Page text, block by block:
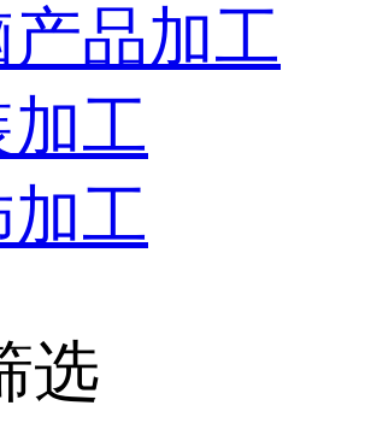
产品加工
加工
加工
选